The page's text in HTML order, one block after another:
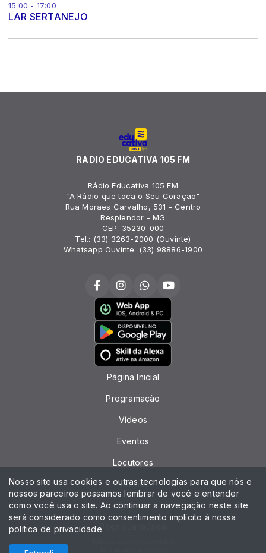
15:00 - 17:00
LAR SERTANEJO
RADIO EDUCATIVA 105 FM
Rádio Educativa 105 FM
"A Rádio que toca o Seu Coração"
Rua Moraes Carvalho, 531 - Centro
Resplendor - MG
CEP: 35230-000
Tel.: (33) 3263-2000 (Ouvinte)
Whatsapp Ouvinte: (33) 98886-1900
Página Inicial
Programação
Vídeos
Eventos
Locutores
Notícias
Contato
Peça sua música
Nosso site usa cookies e outras tecnologias para que nós e
nossos parceiros possamos lembrar de você e entender
como você usa o site. Ao continuar a navegação neste site
será considerado como consentimento implícito à nossa
política de privacidade.